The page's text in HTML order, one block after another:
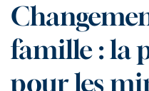
famille : la
pour les